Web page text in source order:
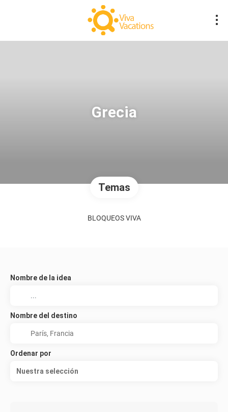
Grecia
Temas
BLOQUEOS VIVA
Nombre de la idea
Nombre del destino
Ordenar por
Nuestra selección